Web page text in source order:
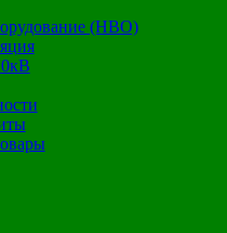
(НВО)